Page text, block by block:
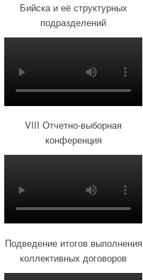
Бийска и её структурных
подразделений
VIII Отчетно-выборная
конференция
Подведение итогов выполнения
коллективных договоров